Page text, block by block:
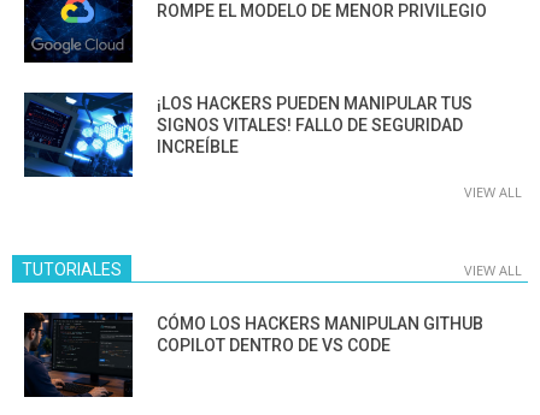
ROMPE EL MODELO DE MENOR PRIVILEGIO
¡LOS HACKERS PUEDEN MANIPULAR TUS
SIGNOS VITALES! FALLO DE SEGURIDAD
INCREÍBLE
VIEW ALL
TUTORIALES VIEW ALL
CÓMO LOS HACKERS MANIPULAN GITHUB
COPILOT DENTRO DE VS CODE